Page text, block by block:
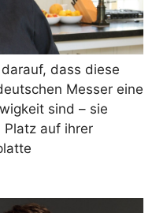
dass diese
Messer eine
sind – sie
auf ihrer